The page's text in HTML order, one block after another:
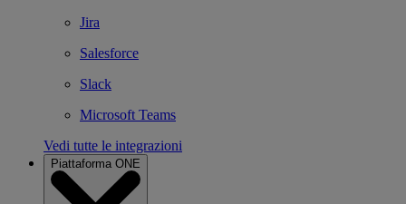
Jira
Salesforce
Slack
Microsoft Teams
Vedi tutte le integrazioni
Piattaforma ONE